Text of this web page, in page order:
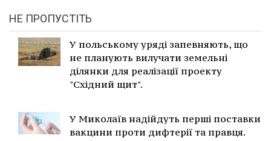
НЕ ПРОПУСТІТЬ
У польському уряді запевняють, що
не планують вилучати земельні
ділянки для реалізації проекту
"Східний щит".
У Миколаїв надійдуть перші поставки
вакцини проти дифтерії та правця.